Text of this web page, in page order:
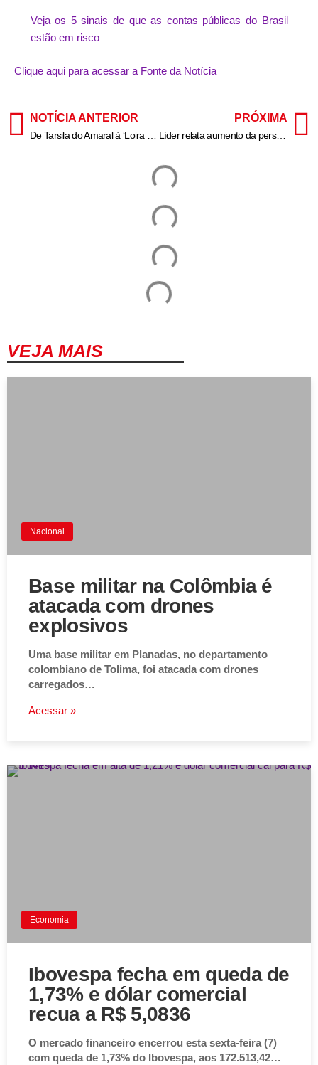
Veja os 5 sinais de que as contas públicas do Brasil
estão em risco
Clique aqui para acessar a Fonte da Notícia
NOTÍCIA ANTERIOR
De Tarsila do Amaral à ‘Loira do Banheiro’: conheça personagens sepultados em SP
PRÓXIMA
Líder relata aumento da perseguição na Índia: “Há pastores na prisão”
VEJA MAIS
Nacional
Base militar na Colômbia é
atacada com drones
explosivos
Uma base militar em Planadas, no departamento
colombiano de Tolima, foi atacada com drones
carregados…
Acessar »
Economia
Ibovespa fecha em queda de
1,73% e dólar comercial
recua a R$ 5,0836
O mercado financeiro encerrou esta sexta-feira (7)
com queda de 1,73% do Ibovespa, aos 172.513,42…